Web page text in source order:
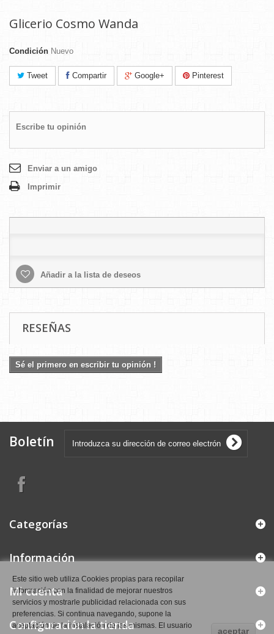
Glicerio Cosmo Wanda
Condición Nuevo
Tweet Compartir Google+ Pinterest
Escribe tu opinión
Enviar a un amigo
Imprimir
Añadir a la lista de deseos
RESEÑAS
Sé el primero en escribir tu opinión !
Boletín
Categorías
Información
Mi cuenta
Configuración la tienda
Este sitio web utiliza Cookies propias para recopilar
información con la finalidad de mejorar nuestros
servicios y mostrarle publicidad relacionada con sus
preferencias. Si continua navegando, supone la
aceptación de la instalación de las mismas. El usuario
aceptar